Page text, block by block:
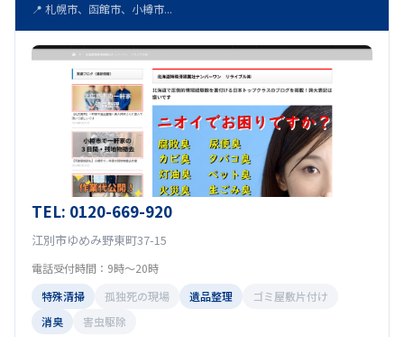
📍 札幌市、函館市、小樽市...
TEL: 0120-669-920
江別市ゆめみ野東町37-15
電話受付時間：9時～20時
特殊清掃
孤独死の現場 遺品整理
ゴミ屋敷片付け
消臭
害虫駆除